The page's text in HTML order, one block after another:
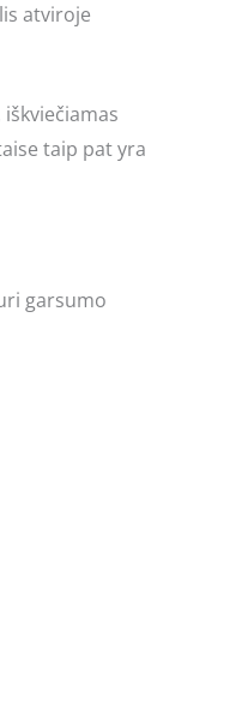
atviroje
taip pat yra
garsumo